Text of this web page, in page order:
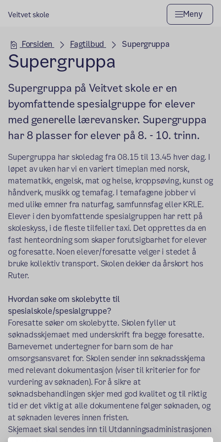
Veitvet skole Meny
Hovedseksjon
Forsiden Fagtilbud Supergruppa
Supergruppa
Supergruppa på Veitvet skole er en
byomfattende spesialgruppe for elever
med generelle lærevansker. Supergruppa
har 8 plasser for elever på 8. - 10. trinn.
Supergruppa har skoledag fra 08.15 til 13.45 hver dag. I
løpet av uken har vi en variert timeplan med norsk,
matematikk, engelsk, mat og helse, kroppsøving, kunst og
håndverk, musikk og temafag. I temafagene jobber vi
med ulike emner fra naturfag, samfunnsfag eller KRLE.
Elever i den byomfattende spesialgruppen har rett på
skoleskyss, i de fleste tilfeller taxi. Det opprettes da en
fast henteordning som skaper forutsigbarhet for elever
og foresatte. Noen elever/foresatte velger i stedet å
bruke kollektiv transport. Skolen dekker da årskort hos
Ruter.
Hvordan søke om skolebytte til
spesialskole/spesialgruppe?
Foresatte søker om skolebytte. Skolen fyller ut
søknadsskjemaet med underskrift fra begge foresatte.
Barnevernet undertegner for barn som de har
omsorgsansvaret for. Skolen sender inn søknadsskjema
med relevant dokumentasjon (viser til kriterier for for
vurdering av søknaden). For å sikre at
søknadsbehandlingen skjer med god kvalitet og til riktig
tid er det viktig at alle dokumentene følger søknaden, og
at søknaden leveres innen fristen.
Skjemaet skal sendes inn til Utdanningsadministrasjonen